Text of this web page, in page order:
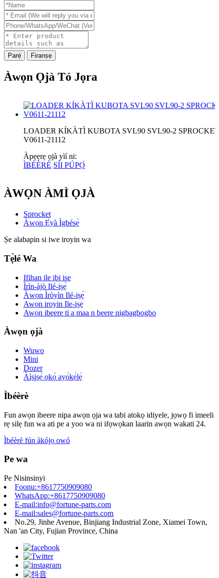
Parẹ́ Firanṣẹ
Àwọn Ọjà Tó Jọra
LOADER KÍKÀTÌ KUBOTA SVL90 SVL90-2 SPROCKET
V0611-21112
Àpẹẹrẹ ọjà yìí ni:
ÌBÉÈRÈ SÍI PÚPỌ̀
ÀWỌN ÀMÌ ỌJÀ
Sprocket
Àwọn Ẹ̀yà Ìgbésẹ̀
Ṣe alabapin si iwe iroyin wa
Tẹ̀lé Wa
Ifihan ile ibi ise
Ìrìn-àjò Ilé-iṣẹ́
Àwọn Ìròyìn Ilé-iṣẹ́
Awọn iroyin Ile-iṣẹ
Awọn ibeere ti a maa n beere nigbagbogbo
Àwọn ọjà
Wuwo
Mini
Dozer
Àìṣiṣẹ́ ọkọ̀ ayọ́kẹ́lẹ́
Ìbéèrè
Fun awọn ibeere nipa awọn ọja wa tabi atokọ idiyele, jọwọ fi imeeli
rẹ silẹ fun wa ati pe a yoo wa ni ifọwọkan laarin awọn wakati 24.
Ìbéèrè fún àkójọ owó
Pe wa
Pe Nisinsinyi
Foonu:+8617750909080
WhatsApp:+8617750909080
E-mail:info@fortune-parts.com
E-mail:sales@fortune-parts.com
No.29, Jinhe Avenue, Binjiang Industrial Zone, Xiamei Town,
Nan 'an City, Fujian Province, China